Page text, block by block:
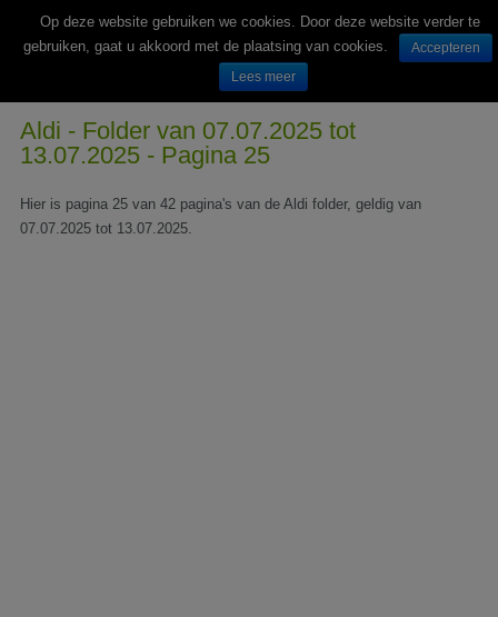
Wekelijks nieuwe folders van Nederlandse supermarkten en winkels
Aldi - Folder van 07.07.2025 tot
13.07.2025 - Pagina 25
Hier is pagina 25 van 42 pagina's van de Aldi folder, geldig van
07.07.2025 tot 13.07.2025.
Op deze website gebruiken we cookies. Door deze website verder te
gebruiken, gaat u akkoord met de plaatsing van cookies.
Accepteren
Lees meer